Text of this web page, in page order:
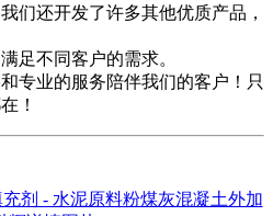
们还开发了许多其他优质产品，
足不同客户的需求。
专业的服务陪伴我们的客户！只
！